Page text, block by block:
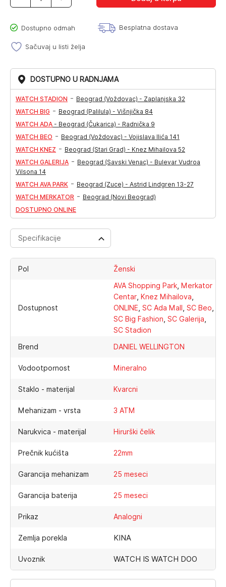
Wellington
Oval
Mini
količina
Dostupno odmah Besplatna dostava
Sačuvaj u listi želja
DOSTUPNO U RADNJAMA
WATCH STADION - Beograd (Voždovac) - Zaplanjska 32
WATCH BIG - Beograd (Palilula) - Višnjička 84
WATCH ADA - Beograd (Čukarica) - Radnička 9
WATCH BEO - Beograd (Voždovac) - Vojislava Ilića 141
WATCH KNEZ - Beograd (Stari Grad) - Knez Mihailova 52
WATCH GALERIJA - Beograd (Savski Venac) - Bulevar Vudroa
Vilsona 14
WATCH AVA PARK - Beograd (Zuce) - Astrid Lindgren 13-27
WATCH MERKATOR - Beograd (Novi Beograd)
DOSTUPNO ONLINE
Specifikacije
Pol Ženski
Dostupnost
AVA Shopping Park, Merkator
Centar, Knez Mihailova,
ONLINE, SC Ada Mall , SC Beo,
SC Big Fashion, SC Galerija,
SC Stadion
Brend DANIEL WELLINGTON
Vodootpornost Mineralno
Staklo - materijal Kvarcni
Mehanizam - vrsta 3 ATM
Narukvica - materijal Hirurški čelik
Prečnik kućišta 22mm
Garancija mehanizam 25 meseci
Garancija baterija 25 meseci
Prikaz Analogni
Zemlja porekla KINA
Uvoznik WATCH IS WATCH DOO